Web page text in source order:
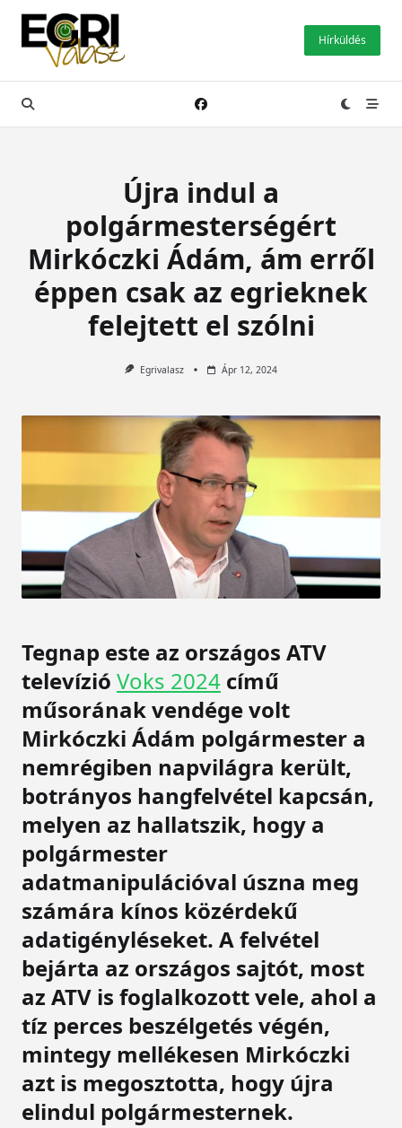
Skip
content
Hírküldés
Újra indul a
polgármesterségért
Mirkóczki Ádám, ám erről
éppen csak az egrieknek
felejtett el szólni
Egrivalasz Ápr 12, 2024
Tegnap este az országos ATV
televízió Voks 2024 című
műsorának vendége volt
Mirkóczki Ádám polgármester a
nemrégiben napvilágra került,
botrányos hangfelvétel kapcsán,
melyen az hallatszik, hogy a
polgármester
adatmanipulációval úszna meg
számára kínos közérdekű
adatigényléseket. A felvétel
bejárta az országos sajtót, most
az ATV is foglalkozott vele, ahol a
tíz perces beszélgetés végén,
mintegy mellékesen Mirkóczki
azt is megosztotta, hogy újra
elindul polgármesternek.